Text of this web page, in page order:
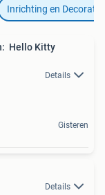
Inrichting en Decoratie
Hello Kitty
Details
Gisteren
Details